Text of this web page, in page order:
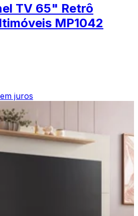
TV 65" Retrô
MP1042
juros